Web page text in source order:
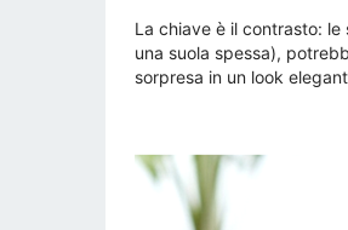
La chiave è il contrasto:
una suola spessa),
sorpresa in un look